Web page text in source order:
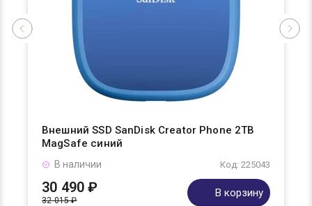
Внешний SSD SanDisk Creator Phone 2TB
MagSafe синий
Код: 225043
В наличии
30 490 ₽
32 015 ₽
В корзину